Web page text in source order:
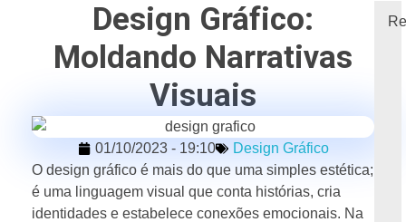
Design Gráfico:
Moldando Narrativas
Visuais
01/10/2023 - 19:10
Design Gráfico
O design gráfico é mais do que uma simples estética;
é uma linguagem visual que conta histórias, cria
identidades e estabelece conexões emocionais. Na